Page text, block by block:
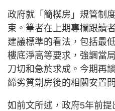
政府就「簡樸房」規管制
束。筆者在上期專欄跟讀
建議標準的看法，包括最
樓底淨高等要求，強調當
刀切和急於求成。今期再
締劣質劏房後的相關安置
如前文所述，政府5年前